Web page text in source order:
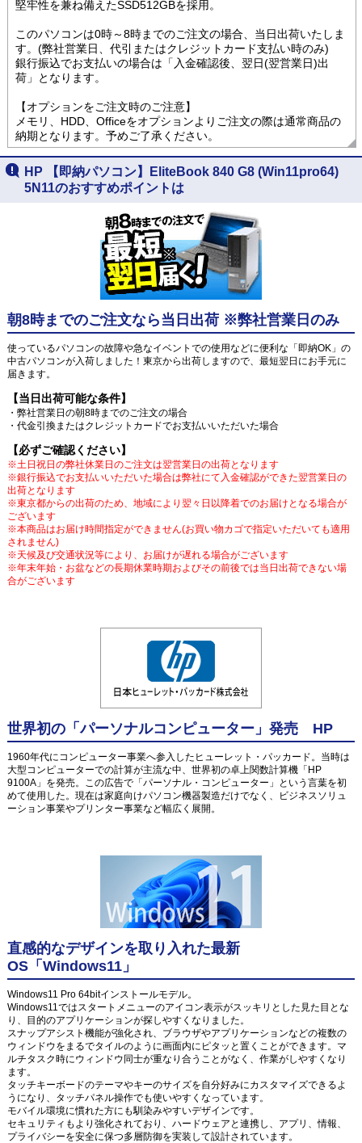
堅牢性を兼ね備えたSSD512GBを採用。
このパソコンは0時～8時までのご注文の場合、当日出荷いたしま
す。(弊社営業日、代引またはクレジットカード支払い時のみ)
銀行振込でお支払いの場合は「入金確認後、翌日(翌営業日)出
荷」となります。
【オプションをご注文時のご注意】
メモリ、HDD、Officeをオプションよりご注文の際は通常商品の
納期となります。予めご了承ください。
HP 【即納パソコン】EliteBook 840 G8 (Win11pro64)
5N11のおすすめポイントは
朝8時までのご注文なら当日出荷 ※弊社営業日のみ
使っているパソコンの故障や急なイベントでの使用などに便利な「即納OK」の
中古パソコンが入荷しました！東京から出荷しますので、最短翌日にお手元に
届きます。
【当日出荷可能な条件】
・弊社営業日の朝8時までのご注文の場合
・代金引換またはクレジットカードでお支払いいただいた場合
【必ずご確認ください】
※土日祝日の弊社休業日のご注文は翌営業日の出荷となります
※銀行振込でお支払いいただいた場合は弊社にて入金確認ができた翌営業日の
出荷となります
※東京都からの出荷のため、地域により翌々日以降着でのお届けとなる場合が
ございます
※本商品はお届け時間指定ができません(お買い物カゴで指定いただいても適用
されません)
※天候及び交通状況等により、お届けが遅れる場合がございます
※年末年始・お盆などの長期休業時期およびその前後では当日出荷できない場
合がございます
世界初の「パーソナルコンピューター」発売 HP
1960年代にコンピューター事業へ参入したヒューレット・パッカード。当時は
大型コンピューターでの計算が主流な中、世界初の卓上関数計算機「HP
9100A」を発売。この広告で「パーソナル・コンピューター」という言葉を初
めて使用した。現在は家庭向けパソコン機器製造だけでなく、ビジネスソリュ
ーション事業やプリンター事業など幅広く展開。
直感的なデザインを取り入れた最新
OS「Windows11」
Windows11 Pro 64bitインストールモデル。
Windows11ではスタートメニューのアイコン表示がスッキリとした見た目とな
り、目的のアプリケーションが探しやすくなりました。
スナップアシスト機能が強化され、ブラウザやアプリケーションなどの複数の
ウィンドウをまるでタイルのように画面内にピタッと置くことができます。マ
ルチタスク時にウィンドウ同士が重なり合うことがなく、作業がしやすくなり
ます。
タッチキーボードのテーマやキーのサイズを自分好みにカスタマイズできるよ
うになり、タッチパネル操作でも使いやすくなっています。
モバイル環境に慣れた方にも馴染みやすいデザインです。
セキュリティもより強化されており、ハードウェアと連携し、アプリ、情報、
プライバシーを安全に保つ多層防御を実装して設計されています。